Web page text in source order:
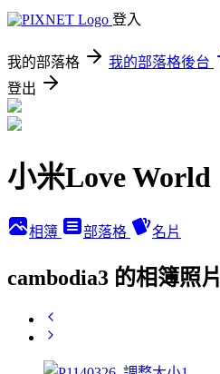
登入
我的部落格 我的部落格後台
登出
小米Love World
相簿 部落格 名片
cambodia3 的相簿照片